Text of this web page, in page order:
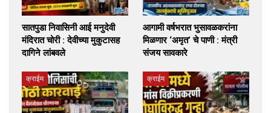
सातपुडा निवासिनी आई मनुदेवी
मंदिरात चोरी : देवीच्या मुकुटासह
दागिने लांबवले
आगामी वर्षभरात भुसावळकरांना
मिळणार ‘अमृत’ चे पाणी : मंत्री
संजय सावकारे
क्राईम क्राईम